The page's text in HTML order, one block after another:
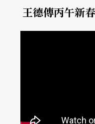
王德傳丙午新